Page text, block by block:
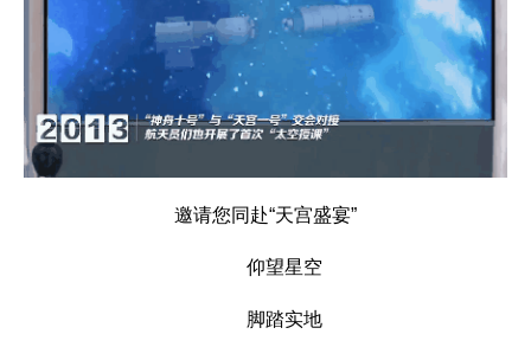
邀请您同赴“天宫盛宴”
仰望星空
脚踏实地